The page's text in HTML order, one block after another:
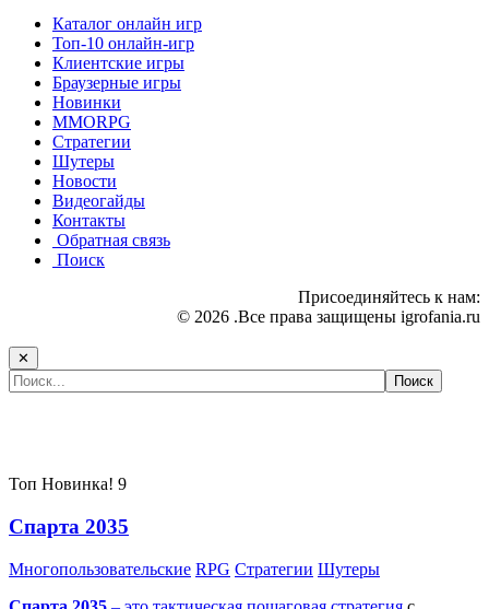
Каталог онлайн игр
Топ-10 онлайн-игр
Клиентские игры
Браузерные игры
Новинки
MMORPG
Стратегии
Шутеры
Новости
Видеогайды
Контакты
Обратная связь
Поиск
Присоединяйтесь к нам:
© 2026 .Все права защищены igrofania.ru
✕
Топ Новинка! 9
Спарта 2035
Многопользовательские RPG Стратегии Шутеры